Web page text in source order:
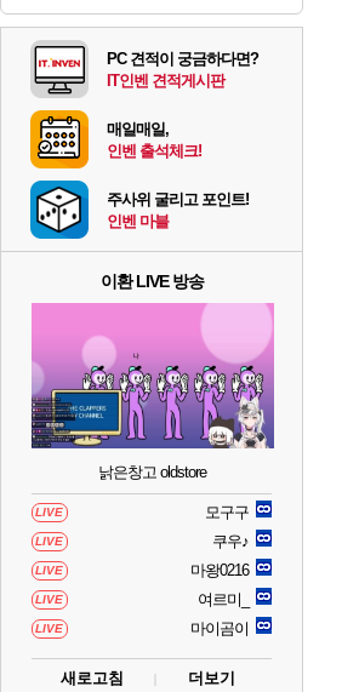
크로체 따왔습니다 [75]
부산 헌혈 먹튀 ㄷㄷ..
고양이를 도구로 쓰는 인방 하꼬 스트리머 박제합니다.
페이즈 영애짤 찾았다
D.Mon 애니메이션 영웅 시네마틱 [7]
7년만에 가족여행을 다녀왔습니다. [1]
비스트 오브 리인카네이션 정보/공략글 모음
애니클립 혹시 이 만화 아시는 분 계신가요 [3]
동해바다 추암해수욕장
국내에도 이쁜곳이 많은것 같습니다
PC 견적이 궁금하다면?
IT인벤 견적게시판
매일매일,
인벤 출석체크!
주사위 굴리고 포인트!
인벤 마블
이환 LIVE 방송
낡은창고 oldstore
LIVE 모구구
LIVE 쿠우♪
LIVE 마왕0216
LIVE 여르미_
LIVE 마이곰이
새로고침 더보기